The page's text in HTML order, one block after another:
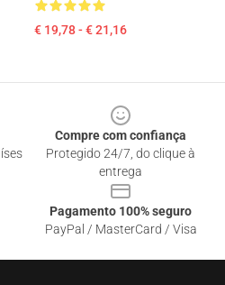
€ 19,78 - € 21,16
Compre com confiança
Protegido 24/7, do clique à
entrega
Pagamento 100% seguro
PayPal / MasterCard / Visa